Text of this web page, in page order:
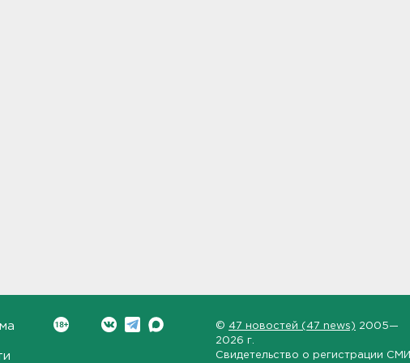
© 47 новостей (47 news) 2005—
2026 г.
Свидетельство о регистрации СМИ